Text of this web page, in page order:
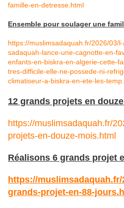
famille-en-detresse.html
Ensemble pour soulager une
https://muslimsadaquah.fr/2026/03/
sadaquah-lance-une-cagnotte-en-
enfants-en-biskra-en-algerie-cette-
tres-difficile-elle-ne-possede-ni-
climatiseur-a-biskra-en-ete-les-
12 grands projets en
https://muslimsadaquah.fr/
projets-en-douze-mois.html
Réalisons 6 grands projet
https://muslimsadaquah.fr/
grands-projet-en-88-